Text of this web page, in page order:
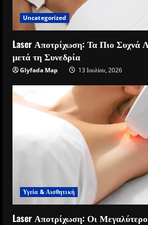
Uncategorized
Laser Αποτρίχωση: Τα Πιο Συχνά
μετά τη Συνεδρία
Glyfada Map 13 Ιουλίου, 2026
Υγεία & Αισθητική
Laser Αποτρίχωση: Οι